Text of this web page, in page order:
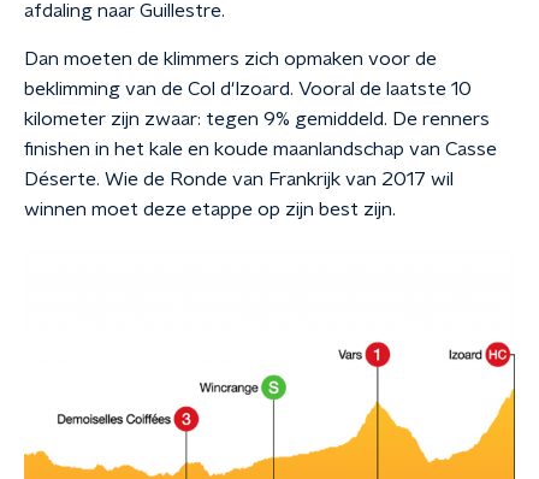
afdaling naar Guillestre.
Dan moeten de klimmers zich opmaken voor de
beklimming van de Col d'Izoard. Vooral de laatste 10
kilometer zijn zwaar: tegen 9% gemiddeld. De renners
finishen in het kale en koude maanlandschap van Casse
Déserte. Wie de Ronde van Frankrijk van 2017 wil
winnen moet deze etappe op zijn best zijn.